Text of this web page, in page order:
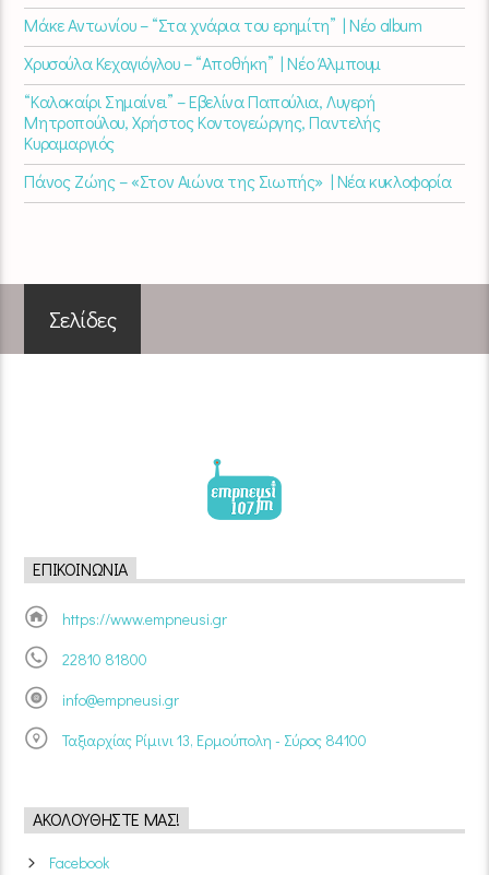
Μάκε Αντωνίου – “Στα χνάρια του ερημίτη” | Νέο album
Χρυσούλα Κεχαγιόγλου – “Αποθήκη” | Νέο Άλμπουμ
“Καλοκαίρι Σημαίνει” – Εβελίνα Παπούλια, Λυγερή
Μητροπούλου, Χρήστος Κοντογεώργης, Παντελής
Κυραμαργιός
Πάνος Ζώης – «Στον Αιώνα της Σιωπής» | Νέα κυκλοφορία
Σελίδες
ΕΠΙΚΟΙΝΩΝΊΑ
https://www.empneusi.gr
22810 81800
info@empneusi.gr
Ταξιαρχίας Ρίμινι 13, Ερμούπολη - Σύρος 84100
ΑΚΟΛΟΥΘΉΣΤΕ ΜΑΣ!
Facebook